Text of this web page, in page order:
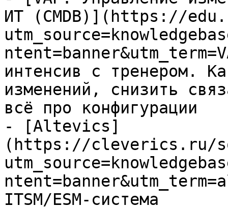
ИТ (CMDB)](https://
интенсив с тренером.
изменений, снизить
всё про конфигурации
- [Altevics]
(https://cleverics.ru/
ITSM/ESM-система